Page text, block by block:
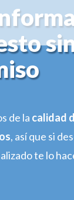
de la calidad
, así que si
te lo